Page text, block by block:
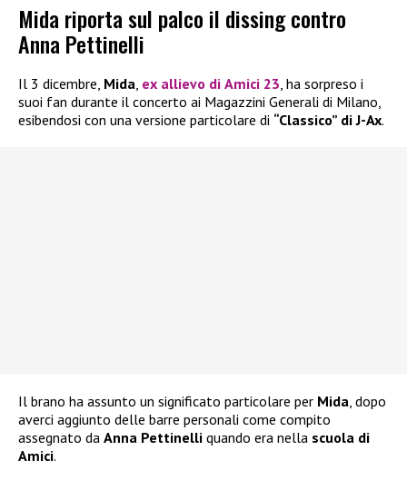
Mida riporta sul palco il dissing contro
Anna Pettinelli
Il 3 dicembre, Mida ex allievo di Amici 23 , ha sorpreso i
suoi fan durante il concerto ai Magazzini Generali di Milano,
esibendosi con una versione particolare di “Classico” di J-Ax.
Il brano ha assunto un significato particolare per Mida , dopo
averci aggiunto delle barre personali come compito
assegnato da Anna Pettinelli quando era nella scuola di
Amici.